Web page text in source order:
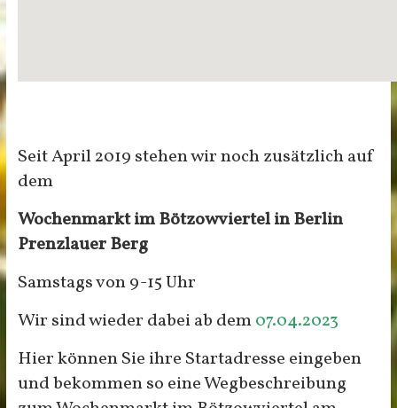
Seit April 2019 stehen wir noch zusätzlich auf
dem
Wochenmarkt im Bötzowviertel in Berlin
Prenzlauer Berg
Samstags von 9-15 Uhr
Wir sind wieder dabei ab dem07.04.2023
Hier können Sie ihre Startadresse eingeben
und bekommen so eine Wegbeschreibung